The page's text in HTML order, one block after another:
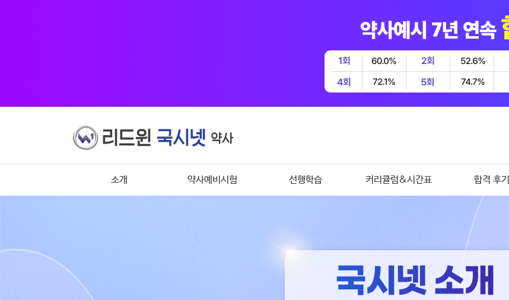
소개 약사예비시험 선행학습 커리큘럼&시간표 합격 후기